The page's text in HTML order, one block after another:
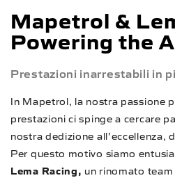
Mapetrol &
Powering the
Prestazioni inarrestabili in
In Mapetrol, la nostra passione
prestazioni ci spinge a cercare
nostra dedizione all’eccellenza,
Per questo motivo siamo
Lema Racing, un rinomato